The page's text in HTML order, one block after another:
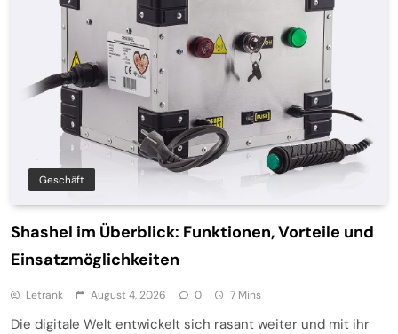
Geschäft
Shashel im Überblick: Funktionen, Vorteile und
Einsatzmöglichkeiten
Letrank August 4, 2026 0 7 Mins
Die digitale Welt entwickelt sich rasant weiter und mit ihr